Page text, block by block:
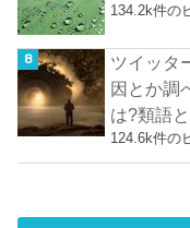
134.2k件の
ツイッタ
因とか調
は?類語
124.6k件の